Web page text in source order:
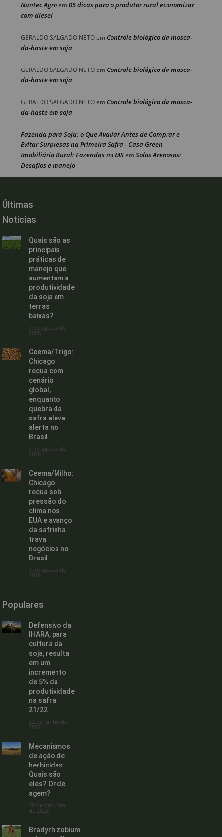
Nuntec Agroem 05 dicas para o produtor rural economizar
com diesel
GERALDO SALGADO NETOem Controle biológico da mosca-
da-haste em soja
GERALDO SALGADO NETOem Controle biológico da mosca-
da-haste em soja
GERALDO SALGADO NETOem Controle biológico da mosca-
da-haste em soja
Fazenda para Soja: o Que Avaliar Antes de Comprar e
Evitar Surpresas na Primeira Safra - Casa Green
Imobiliária Rural: Fazendas no MSem Solos Arenosos:
Desafios e manejo
Últimas
Noticias
Quais são as
principais
práticas de
manejo que
aumentam a
produtividade
da soja em
terras
baixas?
7 de agosto de
2026
Ceema/Trigo:
Chicago
recua com
cenário
global,
enquanto
quebra da
safra eleva
alerta no
Brasil
7 de agosto de
2026
Ceema/Milho:
Chicago
recua sob
pressão do
clima nos
EUA e avanço
da safrinha
trava
negócios no
Brasil
7 de agosto de
2026
Populares
Defensivo da
IHARA, para
cultura da
soja, resulta
em um
incremento
de 5% da
produtividade
na safra
21/22
22 de junho de
2022
Mecanismos
de ação de
herbicidas:
Quais são
eles? Onde
agem?
30 de outubro
de 2023
Bradyrhizobium